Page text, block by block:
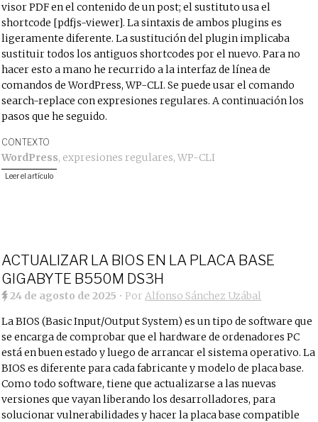
visor PDF en el contenido de un post; el sustituto usa el
shortcode [pdfjs-viewer]. La sintaxis de ambos plugins es
ligeramente diferente. La sustitución del plugin implicaba
sustituir todos los antiguos shortcodes por el nuevo. Para no
hacer esto a mano he recurrido a la interfaz de línea de
comandos de WordPress, WP-CLI. Se puede usar el comando
search-replace con expresiones regulares. A continuación los
pasos que he seguido.
CONTEXTO
WordPress, expresiones regulares,WP-CLI
Leer el artículo
ACTUALIZAR LA BIOS EN LA PLACA BASE
GIGABYTE B550M DS3H
24 de agosto de 2025 • PorAlfonso Sánchez Uzábal
La BIOS (Basic Input/Output System) es un tipo de software que
se encarga de comprobar que el hardware de ordenadores PC
está en buen estado y luego de arrancar el sistema operativo. La
BIOS es diferente para cada fabricante y modelo de placa base.
Como todo software, tiene que actualizarse a las nuevas
versiones que vayan liberando los desarrolladores, para
solucionar vulnerabilidades y hacer la placa base compatible